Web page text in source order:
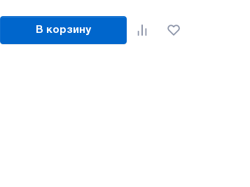
В корзину